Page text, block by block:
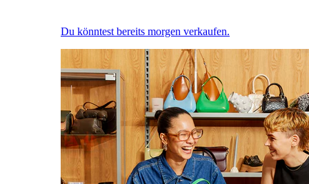
Du könntest bereits morgen verkaufen.